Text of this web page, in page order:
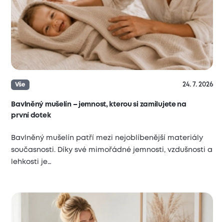
Vše 24. 7. 2026
Bavlněný mušelín – jemnost, kterou si zamilujete na
první dotek
Bavlněný mušelín patří mezi nejoblíbenější materiály
současnosti. Díky své mimořádné jemnosti, vzdušnosti a
lehkosti je…